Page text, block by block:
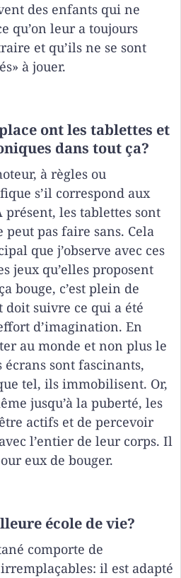
des enfants qui ne
qu’on leur a toujours
et qu’ils ne se sont
à jouer.
ont les tablettes et
dans tout ça?
à règles ou
s’il correspond aux
présent, les tablettes sont
pas faire sans. Cela
que j’observe avec ces
jeux qu’elles proposent
bouge, c’est plein de
doit suivre ce qui a été
d’imagination. En
au monde et non plus le
écrans sont fascinants,
tel, ils immobilisent. Or,
jusqu’à la puberté, les
actifs et de percevoir
l’entier de leur corps. Il
eux de bouger.
école de vie?
comporte de
il est adapté